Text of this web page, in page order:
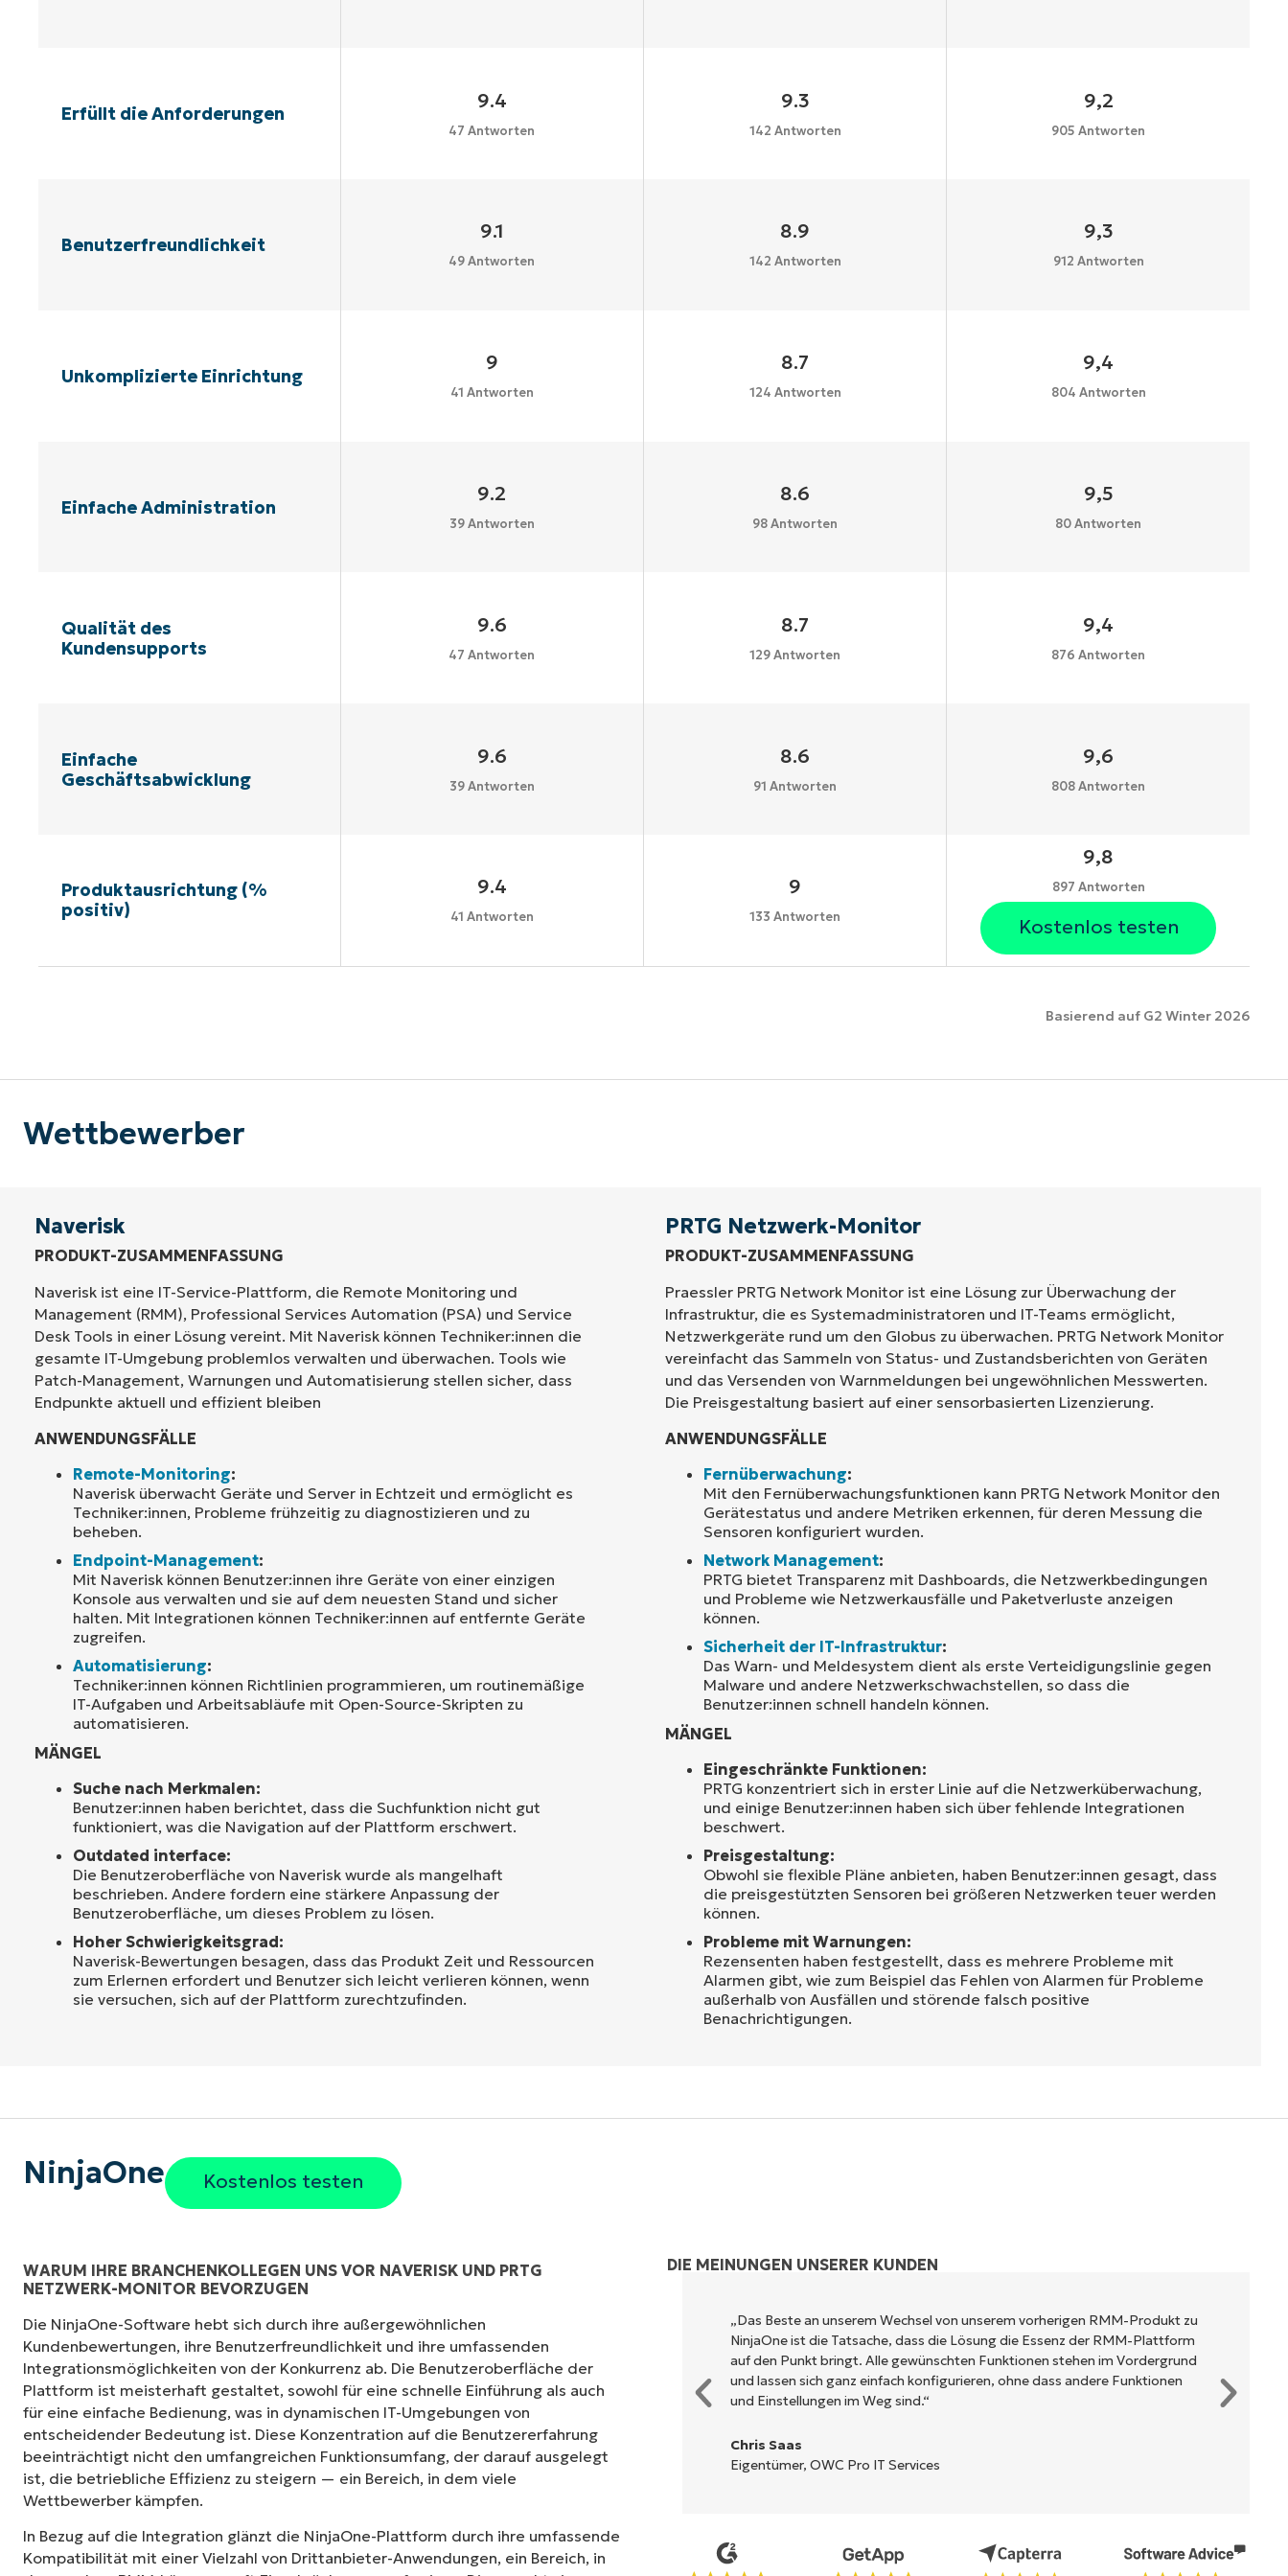
Erfüllt die Anforderungen
9.4
47 Antworten
9.3
142 Antworten
9,2
905 Antworten
Benutzerfreundlichkeit
9.1
49 Antworten
8.9
142 Antworten
9,3
912 Antworten
Unkomplizierte Einrichtung
9
41 Antworten
8.7
124 Antworten
9,4
804 Antworten
Einfache Administration
9.2
39 Antworten
8.6
98 Antworten
9,5
80 Antworten
Qualität des
Kundensupports
9.6
47 Antworten
8.7
129 Antworten
9,4
876 Antworten
Einfache
Geschäftsabwicklung
9.6
39 Antworten
8.6
91 Antworten
9,6
808 Antworten
Produktausrichtung (%
positiv)
9.4
41 Antworten
9
133 Antworten
9,8
897 Antworten
Kostenlos testen
Basierend auf G2 Winter 2026
Wettbewerber
Naverisk
PRODUKT-ZUSAMMENFASSUNG
Naverisk ist eine IT-Service-Plattform, die Remote Monitoring und
Management (RMM), Professional Services Automation (PSA) und Service
Desk Tools in einer Lösung vereint. Mit Naverisk können Techniker:innen die
gesamte IT-Umgebung problemlos verwalten und überwachen. Tools wie
Patch-Management, Warnungen und Automatisierung stellen sicher, dass
Endpunkte aktuell und effizient bleiben
ANWENDUNGSFÄLLE
Remote-Monitoring:
Naverisk überwacht Geräte und Server in Echtzeit und ermöglicht es
Techniker:innen, Probleme frühzeitig zu diagnostizieren und zu
beheben.
Endpoint-Management:
Mit Naverisk können Benutzer:innen ihre Geräte von einer einzigen
Konsole aus verwalten und sie auf dem neuesten Stand und sicher
halten. Mit Integrationen können Techniker:innen auf entfernte Geräte
zugreifen.
Automatisierung:
Techniker:innen können Richtlinien programmieren, um routinemäßige
IT-Aufgaben und Arbeitsabläufe mit Open-Source-Skripten zu
automatisieren.
MÄNGEL
Suche nach Merkmalen:
Benutzer:innen haben berichtet, dass die Suchfunktion nicht gut
funktioniert, was die Navigation auf der Plattform erschwert.
Outdated interface:
Die Benutzeroberfläche von Naverisk wurde als mangelhaft
beschrieben. Andere fordern eine stärkere Anpassung der
Benutzeroberfläche, um dieses Problem zu lösen.
Hoher Schwierigkeitsgrad:
Naverisk-Bewertungen besagen, dass das Produkt Zeit und Ressourcen
zum Erlernen erfordert und Benutzer sich leicht verlieren können, wenn
sie versuchen, sich auf der Plattform zurechtzufinden.
PRTG Netzwerk-Monitor
PRODUKT-ZUSAMMENFASSUNG
Praessler PRTG Network Monitor ist eine Lösung zur Überwachung der
Infrastruktur, die es Systemadministratoren und IT-Teams ermöglicht,
Netzwerkgeräte rund um den Globus zu überwachen. PRTG Network Monitor
vereinfacht das Sammeln von Status- und Zustandsberichten von Geräten
und das Versenden von Warnmeldungen bei ungewöhnlichen Messwerten.
Die Preisgestaltung basiert auf einer sensorbasierten Lizenzierung.
ANWENDUNGSFÄLLE
Fernüberwachung:
Mit den Fernüberwachungsfunktionen kann PRTG Network Monitor den
Gerätestatus und andere Metriken erkennen, für deren Messung die
Sensoren konfiguriert wurden.
Network Management:
PRTG bietet Transparenz mit Dashboards, die Netzwerkbedingungen
und Probleme wie Netzwerkausfälle und Paketverluste anzeigen
können.
Sicherheit der IT-Infrastruktur:
Das Warn- und Meldesystem dient als erste Verteidigungslinie gegen
Malware und andere Netzwerkschwachstellen, so dass die
Benutzer:innen schnell handeln können.
MÄNGEL
Eingeschränkte Funktionen:
PRTG konzentriert sich in erster Linie auf die Netzwerküberwachung,
und einige Benutzer:innen haben sich über fehlende Integrationen
beschwert.
Preisgestaltung:
Obwohl sie flexible Pläne anbieten, haben Benutzer:innen gesagt, dass
die preisgestützten Sensoren bei größeren Netzwerken teuer werden
können.
Probleme mit Warnungen:
Rezensenten haben festgestellt, dass es mehrere Probleme mit
Alarmen gibt, wie zum Beispiel das Fehlen von Alarmen für Probleme
außerhalb von Ausfällen und störende falsch positive
Benachrichtigungen.
NinjaOne Kostenlos testen
WARUM IHRE BRANCHENKOLLEGEN UNS VOR NAVERISK UND PRTG
NETZWERK-MONITOR BEVORZUGEN
Die NinjaOne-Software hebt sich durch ihre außergewöhnlichen
Kundenbewertungen, ihre Benutzerfreundlichkeit und ihre umfassenden
Integrationsmöglichkeiten von der Konkurrenz ab. Die Benutzeroberfläche der
Plattform ist meisterhaft gestaltet, sowohl für eine schnelle Einführung als auch
für eine einfache Bedienung, was in dynamischen IT-Umgebungen von
entscheidender Bedeutung ist. Diese Konzentration auf die Benutzererfahrung
beeinträchtigt nicht den umfangreichen Funktionsumfang, der darauf ausgelegt
ist, die betriebliche Effizienz zu steigern — ein Bereich, in dem viele
Wettbewerber kämpfen.
In Bezug auf die Integration glänzt die NinjaOne-Plattform durch ihre umfassende
Kompatibilität mit einer Vielzahl von Drittanbieter-Anwendungen, ein Bereich, in
DIE MEINUNGEN UNSERER KUNDEN
NinjaOne ist unglaublich leicht zu bedienen und kombiniert ein schnelles
Interface mit leistungsstarken Funktionen im Backend. Es muss nicht erst
kompliziert eingerichtet werden und verzichtet auf eine komplexe
verstehen und die Benutzeroberfläche ist leicht zu bedienen.
Ryan Reiffenberger
Reiffenberger.NET Technology Solutions
„Das Beste an unserem Wechsel von unserem vorherigen RMM-Produkt zu
NinjaOne ist die Tatsache, dass die Lösung die Essenz der RMM-Plattform
auf den Punkt bringt. Alle gewünschten Funktionen stehen im Vordergrund
und lassen sich ganz einfach konfigurieren, ohne dass andere Funktionen
und Einstellungen im Weg sind.“
Chris Saas
Eigentümer, OWC Pro IT Services
Company